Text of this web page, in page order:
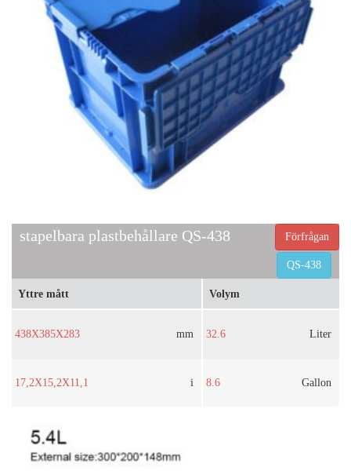
stapelbara plastbehållare QS-438 Förfrågan
QS-438
Yttre mått
438X385X283 mm
17,2X15,2X11,1 i
Volym
32.6 Liter
8.6 Gallon